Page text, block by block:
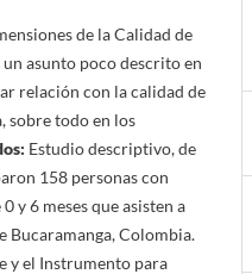
de la Calidad de
asunto poco descrito en
relación con la calidad de
sobre todo en los
Estudio descriptivo, de
158 personas con
y 6 meses que asisten a
Bucaramanga, Colombia.
y el Instrumento para